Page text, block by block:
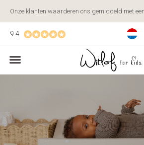
9.4
Onze klanten waarderen ons gemiddeld met